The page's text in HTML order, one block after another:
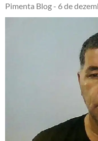
Pimenta Blog - 6 de